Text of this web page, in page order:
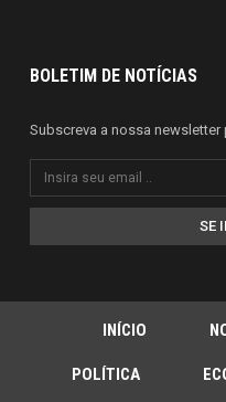
BOLETIM DE NOTÍCIAS
Subscreva a nossa
SE
INÍCIO
POLÍTICA